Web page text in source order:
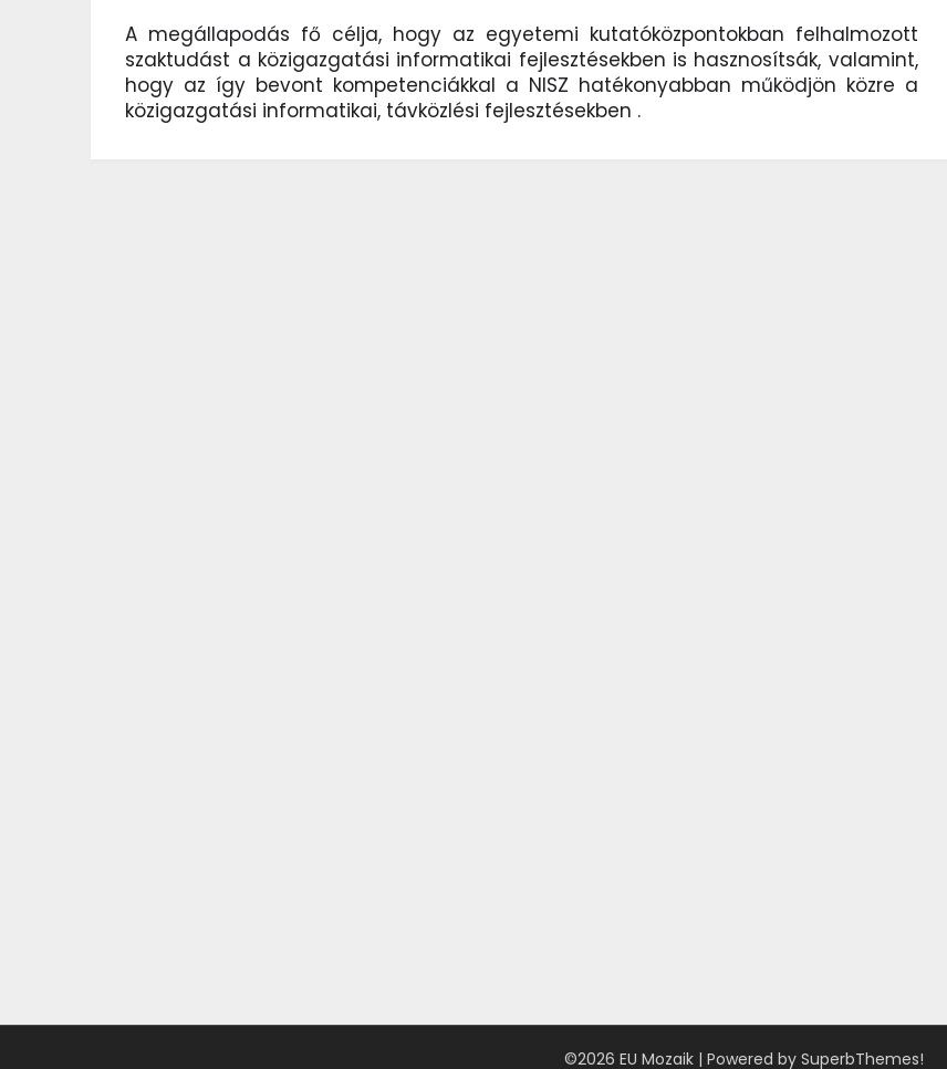
A megállapodás fő célja, hogy az egyetemi kutatóközpontokban felhalmozott
szaktudást a közigazgatási informatikai fejlesztésekben is hasznosítsák, valamint,
hogy az így bevont kompetenciákkal a NISZ hatékonyabban működjön közre a
közigazgatási informatikai, távközlési fejlesztésekben .
©2026 EU Mozaik | Powered by SuperbThemes!